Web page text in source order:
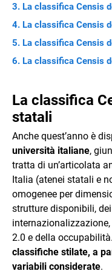
La classifica Censis
La classifica Censis
La classifica Censis
La classifica Censis
La classifica
statali
Anche quest’anno è
università italiane,
tratta di un’articolata
Italia (atenei statali e
omogenee per
strutture disponibili,
2.0 e della occupabilità.
classifiche stilate, a
variabili considerate.